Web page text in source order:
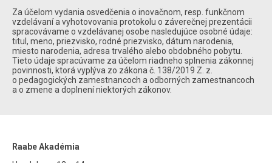
Za účelom vydania osvedčenia o inovačnom, resp. funkčnom
vzdelávaní a vyhotovovania protokolu o záverečnej prezentácii
spracovávame o vzdelávanej osobe nasledujúce osobné údaje:
titul, meno, priezvisko, rodné priezvisko, dátum narodenia,
miesto narodenia, adresa trvalého alebo obdobného pobytu.
Tieto údaje spracúvame za účelom riadneho splnenia zákonnej
povinnosti, ktorá vyplýva zo zákona č. 138/2019 Z. z.
o pedagogických zamestnancoch a odborných zamestnancoch
a o zmene a doplnení niektorých zákonov.
Raabe Akadémia